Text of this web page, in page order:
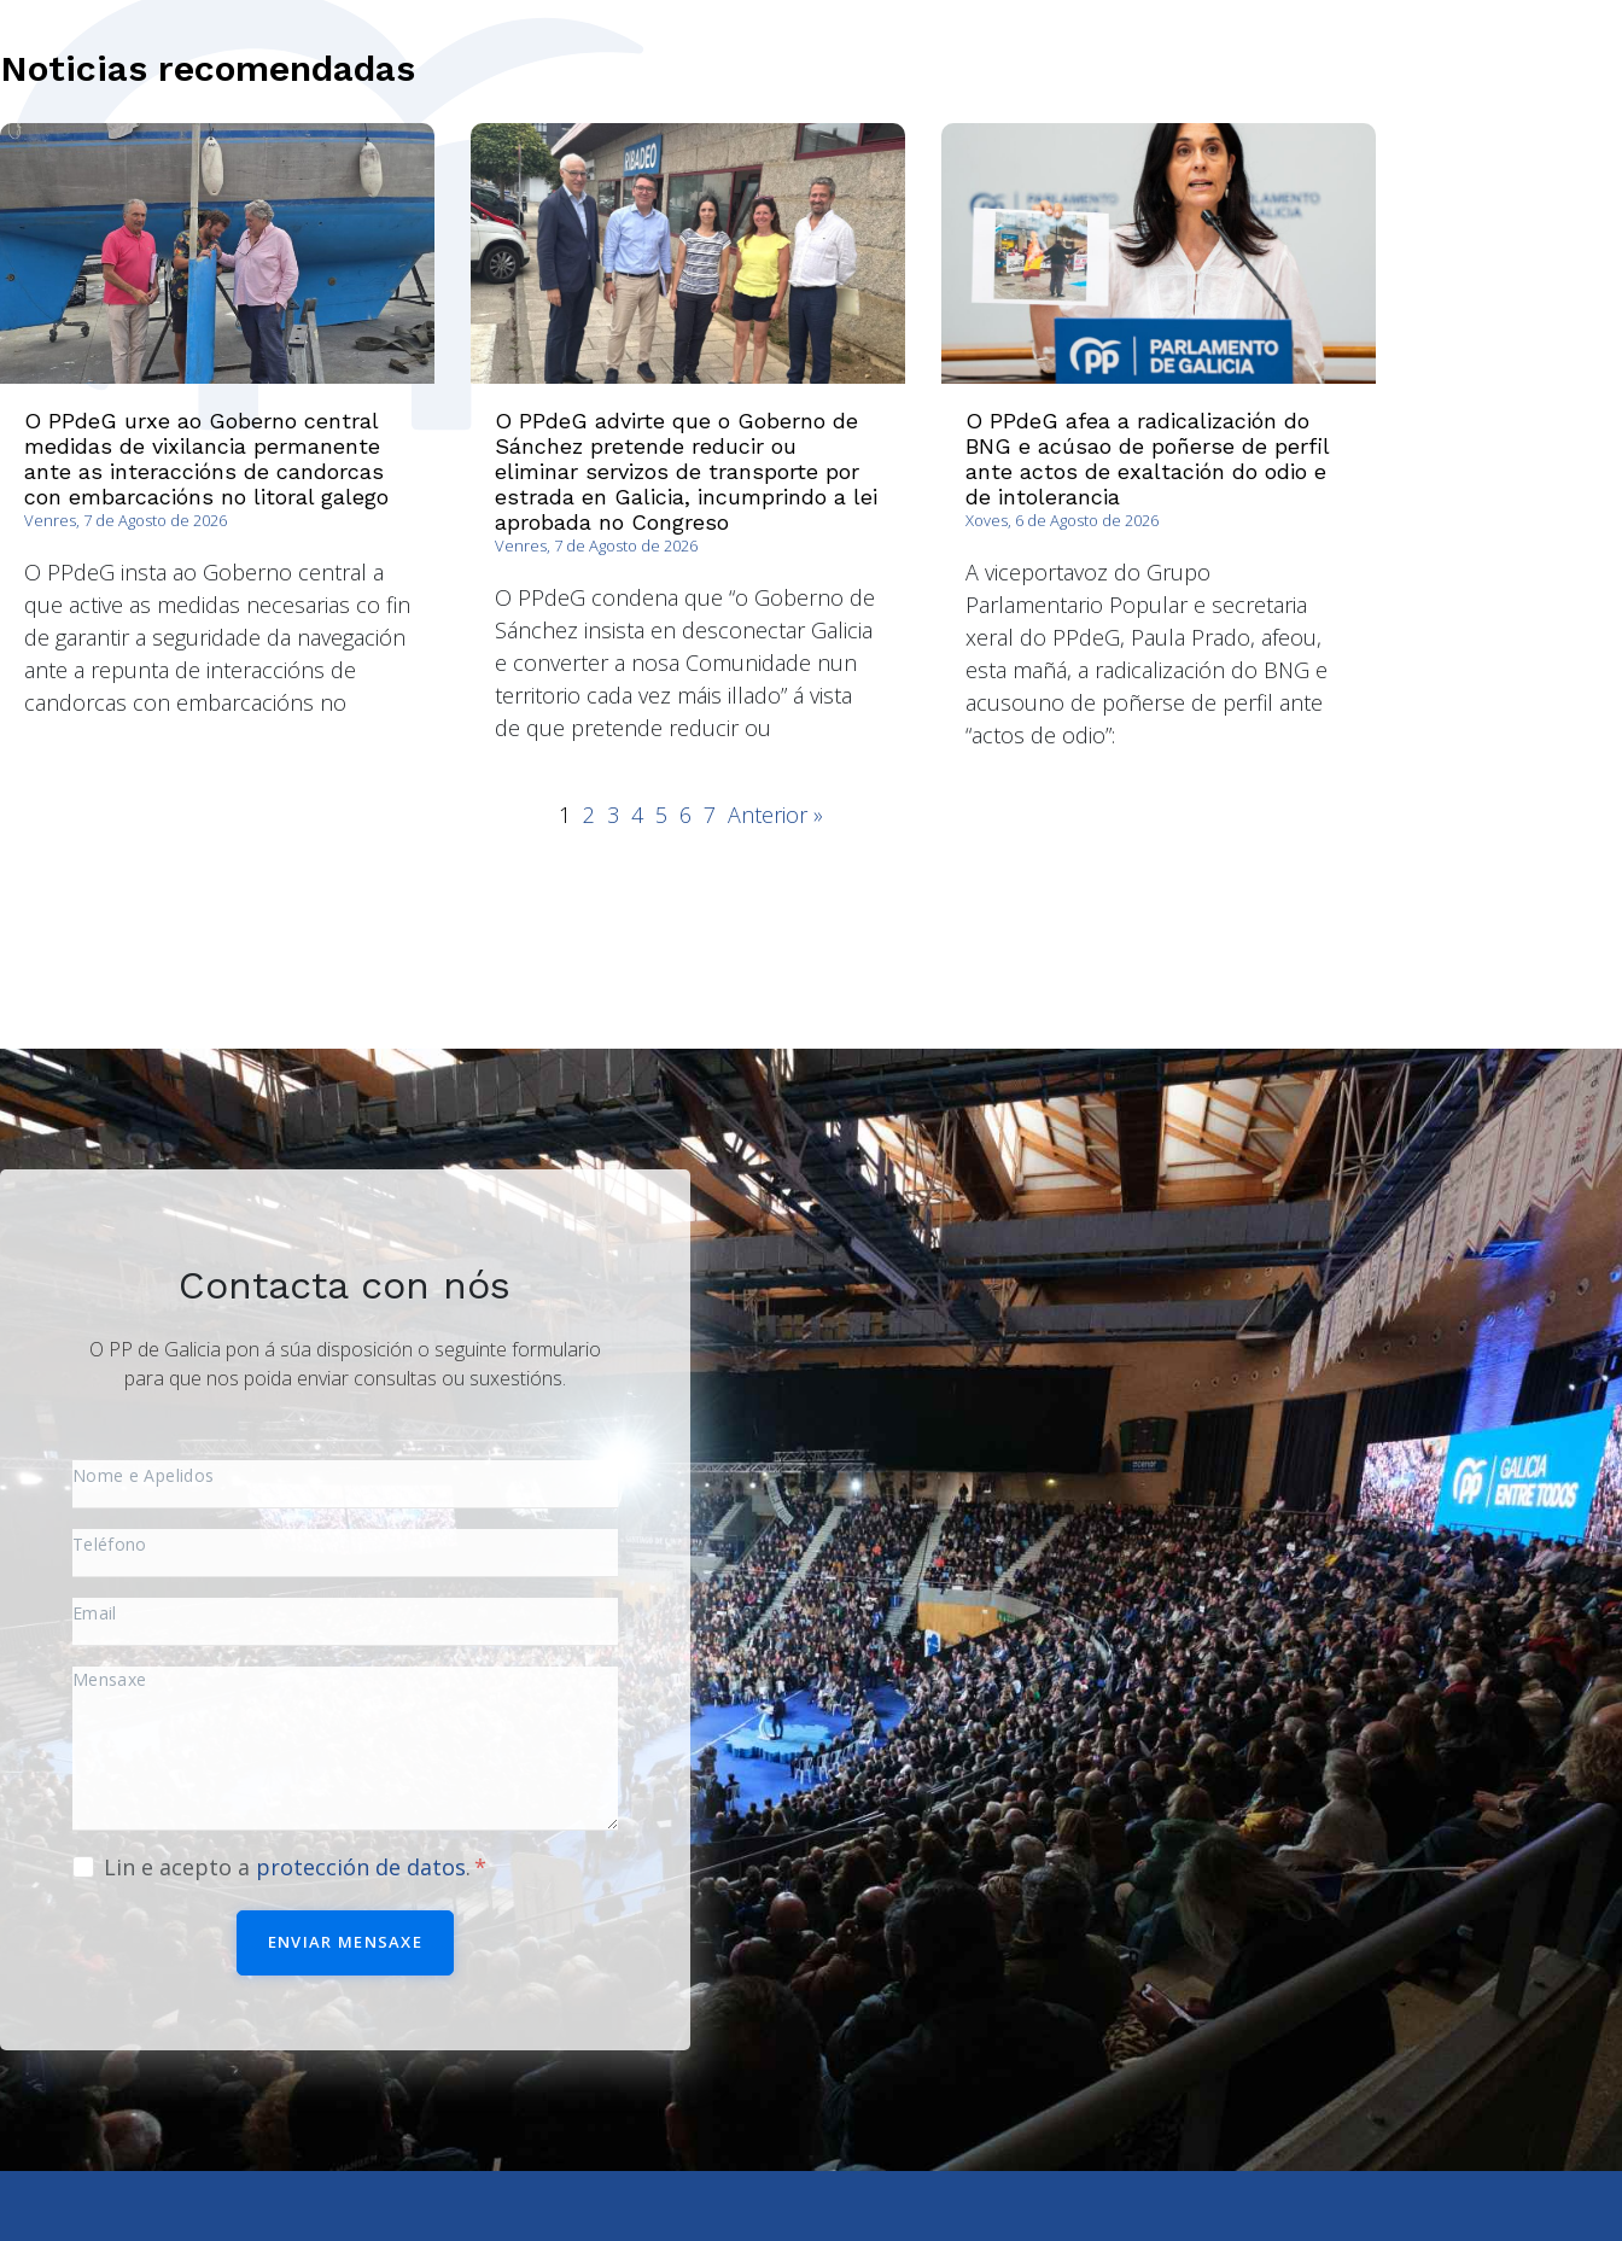
Noticias recomendadas
O PPdeG urxe ao Goberno central
medidas de vixilancia permanente
ante as interaccións de candorcas
con embarcacións no litoral galego
Venres, 7 de Agosto de 2026
O PPdeG insta ao Goberno central a
que active as medidas necesarias co fin
de garantir a seguridade da navegación
ante a repunta de interaccións de
candorcas con embarcacións no
O PPdeG advirte que o Goberno de
Sánchez pretende reducir ou
eliminar servizos de transporte por
estrada en Galicia, incumprindo a lei
aprobada no Congreso
Venres, 7 de Agosto de 2026
O PPdeG condena que “o Goberno de
Sánchez insista en desconectar Galicia
e converter a nosa Comunidade nun
territorio cada vez máis illado” á vista
de que pretende reducir ou
O PPdeG afea a radicalización do
BNG e acúsao de poñerse de perfil
ante actos de exaltación do odio e
de intolerancia
Xoves, 6 de Agosto de 2026
A viceportavoz do Grupo
Parlamentario Popular e secretaria
xeral do PPdeG, Paula Prado, afeou,
esta mañá, a radicalización do BNG e
acusouno de poñerse de perfil ante
“actos de odio”:
1 2 3 4 5 6 7 Anterior »
Contacta con nós
O PP de Galicia pon á súa disposición o seguinte formulario
para que nos poida enviar consultas ou suxestións.
Lin e acepto a protección de datos.
ENVIAR MENSAXE